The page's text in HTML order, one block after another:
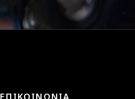
ΕΠΙΚΟΙΝΩΝΙΑ